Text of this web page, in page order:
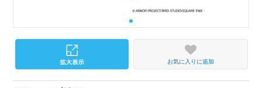
お気に入りに追加